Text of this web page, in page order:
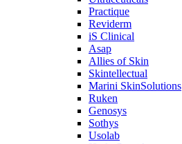
Practique
Reviderm
iS Clinical
Asap
Allies of Skin
Skintellectual
Marini SkinSolutions
Ruken
Genosys
Sothys
Usolab